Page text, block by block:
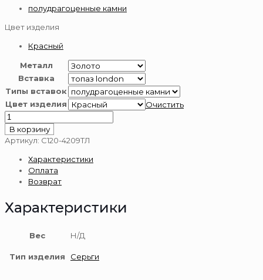
полудрагоценные камни
Цвет изделия
Красный
Металл
Вставка
Типы вставок
Цвет изделия
Очистить
Количество
товара
Серьги
золота
пробы
В корзину
Артикул: С120-4209ТЛ
Характеристики
Оплата
Возврат
Характеристики
Вес Н/Д
Тип изделия Серьги